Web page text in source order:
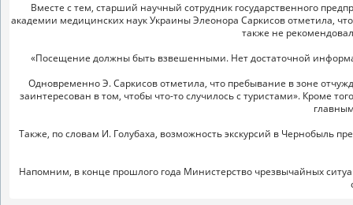
Вместе с тем, старший научный сотрудник государственного
академии медицинских наук Украины Элеонора Саркисов отметила,
также не
«Посещение должны быть взвешенными. Нет достаточной
Одновременно Э. Саркисов отметила, что пребывание в зоне
заинтересован в том, чтобы что-то случилось с туристами». Кроме
Также, по словам И. Голубаха, возможность экскурсий в Чернобыль
Напомним, в конце прошлого года Министерство чрезвычайных